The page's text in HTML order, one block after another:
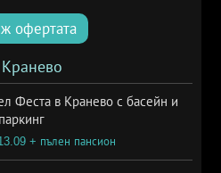
офертата
Кранево
Феста в Кранево с басейн и
паркинг
+ пълен пансион